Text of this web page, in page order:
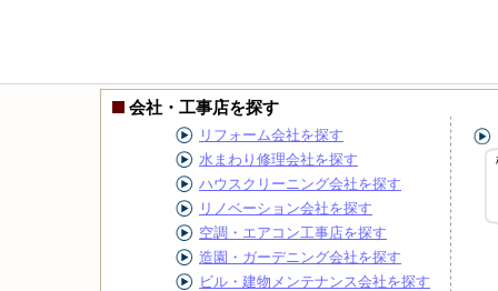
会社・工事店を探す
リフォーム会社を探す
水まわり修理会社を探す
ハウスクリーニング会社を探す
リノベーション会社を探す
空調・エアコン工事店を探す
造園・ガーデニング会社を探す
ビル・建物メンテナンス会社を探す